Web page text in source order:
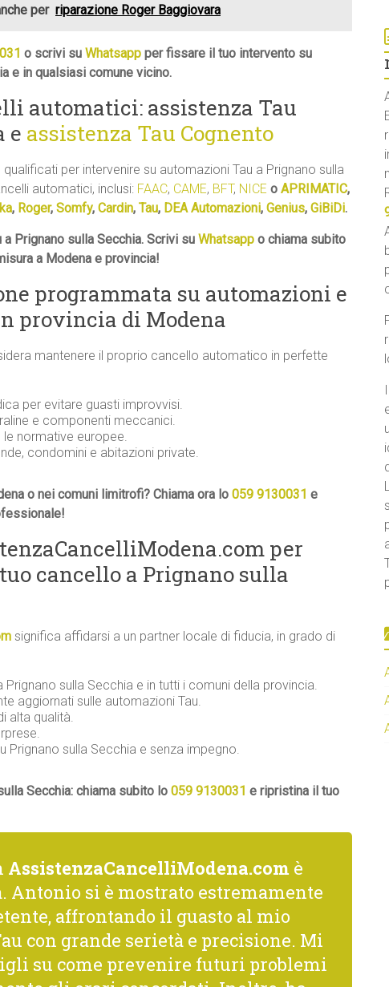
per riparazione Roger Baggiovara
o scrivi su Whatsapp per fissare il tuo intervento su
e in qualsiasi comune vicino.
automatici: assistenza Tau
e assistenza Tau Cognento
per intervenire su automazioni Tau a Prignano sulla
automatici, inclusi: FAAC, CAME, BFT, NICE o APRIMATIC,
, Roger, Somfy, Cardin, Tau, DEA Automazioni, Genius, GiBiDi.
Prignano sulla Secchia. Scrivi su Whatsapp o chiama subito
a Modena e provincia!
programmata su automazioni e
provincia di Modena
mantenere il proprio cancello automatico in perfette
per evitare guasti improvvisi.
e componenti meccanici.
normative europee.
condomini e abitazioni private.
o nei comuni limitrofi? Chiama ora lo 059 9130031 e
per
cancello a Prignano sulla
significa affidarsi a un partner locale di fiducia, in grado di
Prignano sulla Secchia e in tutti i comuni della provincia.
aggiornati sulle automazioni Tau.
alta qualità.
Prignano sulla Secchia e senza impegno.
Secchia: chiama subito lo 059 9130031 e ripristina il tuo
AssistenzaCancelliModena.com è
Antonio si è mostrato estremamente
affrontando il guasto al mio
con grande serietà e precisione. Mi
su come prevenire futuri problemi